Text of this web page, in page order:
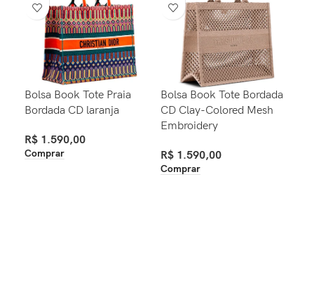
Bolsa Book Tote Praia
Bordada CD laranja
R$ 1.590,00
Comprar
Bolsa Book Tote Bordada
CD Clay-Colored Mesh
Embroidery
R$ 1.590,00
Comprar